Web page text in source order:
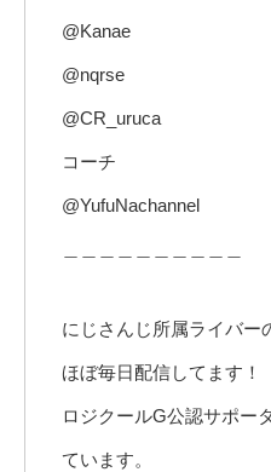
@Kanae
@nqrse
@CR_uruca
コーチ
@YufuNachannel
にじさんじ所属ライバー
ほぼ毎日配信してます！
ロジクールG公認サポー
ています。